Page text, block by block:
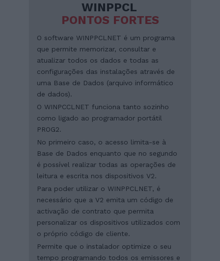
WINPPCL
PONTOS FORTES
O software WINPPCLNET é um programa
que permite memorizar, consultar e
atualizar todos os dados e todas as
configurações das instalações através de
uma Base de Dados (arquivo informático
de dados).
O WINPCCLNET funciona tanto sozinho
como ligado ao programador portátil
PROG2.
No primeiro caso, o acesso limita-se à
Base de Dados enquanto que no segundo
é possível realizar todas as operações de
leitura e escrita nos dispositivos V2.
Para poder utilizar o WINPPCLNET, é
necessário que a V2 emita um código de
activação de contrato que permita
personalizar os dispositivos utilizados com
o próprio código de cliente.
Permite que o instalador optimize o seu
tempo programando todos os emissores e